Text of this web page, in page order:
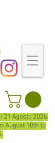
Agosto 2026.
August 10th to